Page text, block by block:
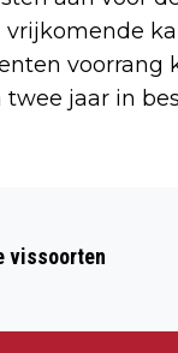
voorrang
jaar in
vissoorten